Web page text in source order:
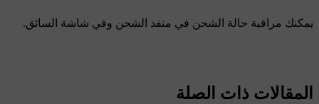
يمكنك مراقبة حالة الشحن في منفذ الشحن وفي شاشة السائق.
المقالات ذات الصلة